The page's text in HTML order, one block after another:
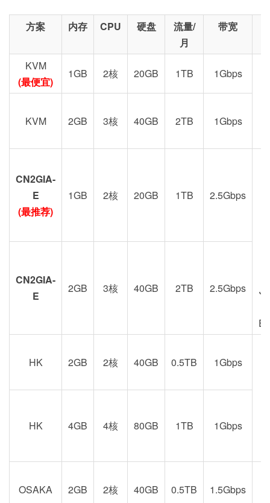
方案 内存 CPU 硬盘
流量/
月
带宽
KVM
(最便宜)
1GB 2核 20GB 1TB 1Gbps
KVM 2GB 3核 40GB 2TB 1Gbps
CN2GIA-
E
(最推荐)
1GB 2核 20GB 1TB 2.5Gbps
CN2GIA-
E
2GB 3核 40GB 2TB 2.5Gbps
HK 2GB 2核 40GB 0.5TB 1Gbps
HK 4GB 4核 80GB 1TB 1Gbps
OSAKA 2GB 2核 40GB 0.5TB
1.5Gbps